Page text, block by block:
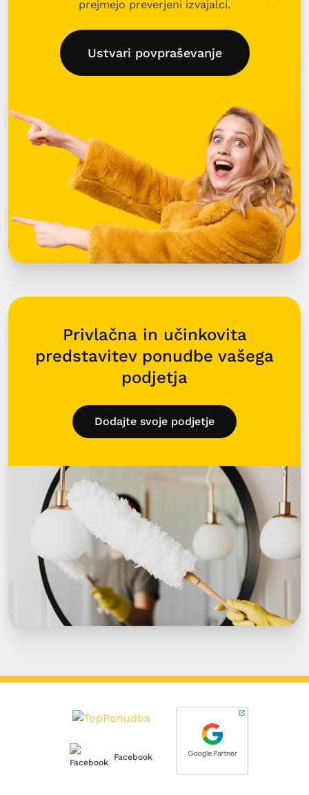
prejmejo preverjeni izvajalci.
Ustvari povpraševanje
Privlačna in učinkovita
predstavitev ponudbe vašega
podjetja
Dodajte svoje podjetje
Facebook